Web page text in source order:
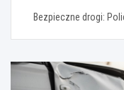
Bezpieczne drogi: